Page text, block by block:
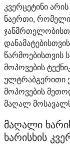
კვერცეტინი
ნაერთი,
წარმოებისთვის
მოპოვების
ულტრაბგერითი
მოპოვების
მაღალ
მაღალი
ხარისხის